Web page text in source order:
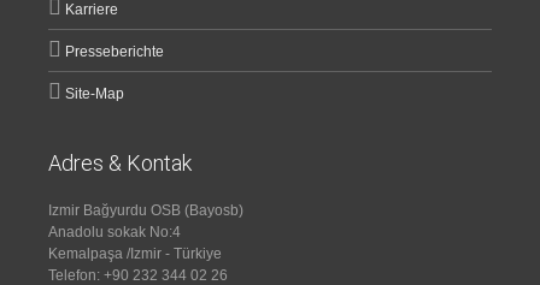
Karriere
Presseberichte
Site-Map
Adres & Kontak
Izmir Bağyurdu OSB (Bayosb)
Anadolu sokak No:4
Kemalpaşa /Izmir - Türkiye
Telefon: +90 232 344 02 26